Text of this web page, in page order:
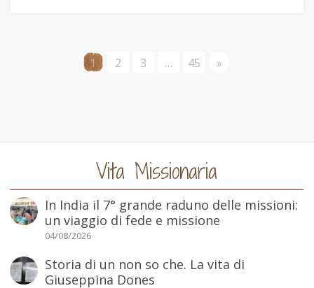
1 2 3 … 45 »
Vita Missionaria
In India il 7° grande raduno delle missioni:
un viaggio di fede e missione
04/08/2026
Storia di un non so che. La vita di
Giuseppina Dones